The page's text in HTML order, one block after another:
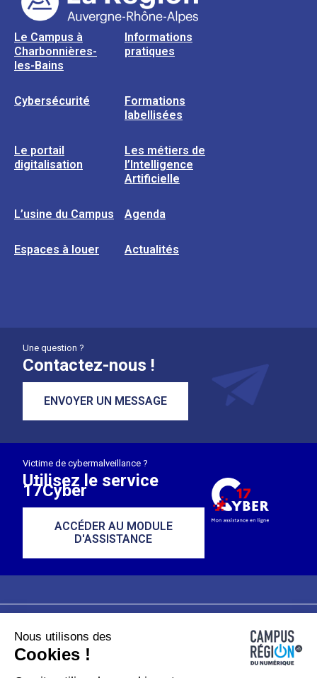
Le Campus à
Charbonnières-
les-Bains
Informations
pratiques
Cybersécurité
Formations
labellisées
Le portail
digitalisation
Les métiers de
l’Intelligence
Artificielle
L’usine du Campus Agenda
Espaces à louer Actualités
Une question ?
Contactez-nous !
ENVOYER UN MESSAGE
Victime de cybermalveillance ?
Utilisez le service
17Cyber
ACCÉDER AU MODULE
D'ASSISTANCE
Plan du site
Nous utilisons des
Cookies !